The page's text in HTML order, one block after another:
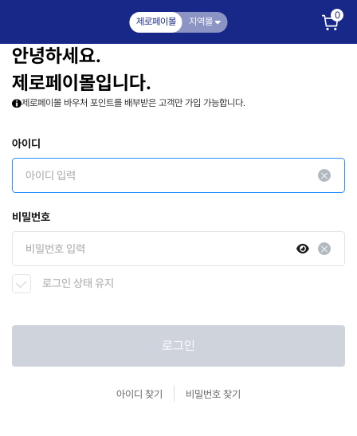
제로페이몰 지역몰
0
안녕하세요.
제로페이몰입니다.
제로페이몰 바우처 포인트를 배부받은 고객만 가입 가능합니다.
아이디
비밀번호
로그인 상태 유지
로그인
아이디 찾기 비밀번호 찾기